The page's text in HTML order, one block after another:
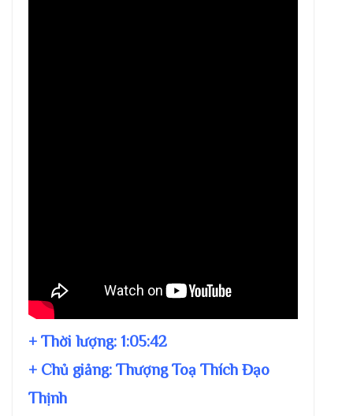
+ Thời lượng: 1:05:42
+ Chủ giảng: Thượng Toạ Thích Đạo
Thịnh